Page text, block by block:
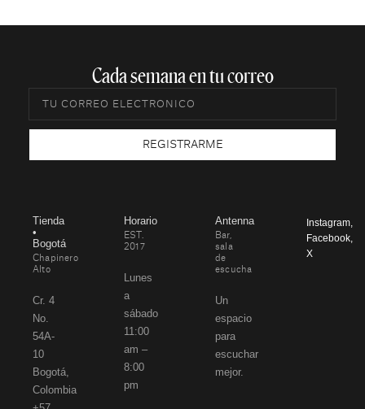
Cada semana en tu correo​
REGISTRARME
Tienda
•
Bogotá
Chapinero
Alto
Cr. 4
No.
54A-
10
Bogotá,
Colombia
Horario
EST.
2017
Lunes
a
sábado
11:00
am –
8:00
pm
Antenna
Bar,
sala
de
escucha
Un
espacio
para
escuchar
mejor.
Instagram,
Facebook,
X